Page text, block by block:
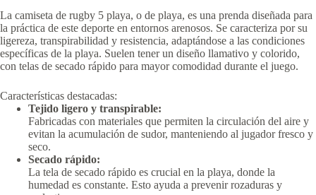
La camiseta de rugby 5 playa, o de playa, es una prenda diseñada para
la práctica de este deporte en entornos arenosos. Se caracteriza por su
ligereza, transpirabilidad y resistencia, adaptándose a las condiciones
específicas de la playa. Suelen tener un diseño llamativo y colorido,
con telas de secado rápido para mayor comodidad durante el juego.
Características destacadas:
Tejido ligero y transpirable:
Fabricadas con materiales que permiten la circulación del aire y
evitan la acumulación de sudor, manteniendo al jugador fresco y
seco.
Secado rápido:
La tela de secado rápido es crucial en la playa, donde la
humedad es constante. Esto ayuda a prevenir rozaduras y